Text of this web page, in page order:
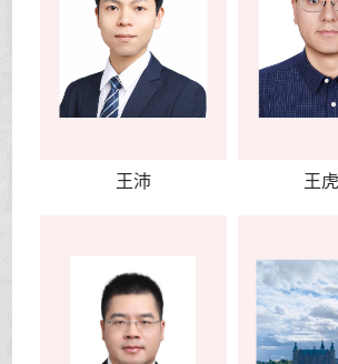
王沛 王